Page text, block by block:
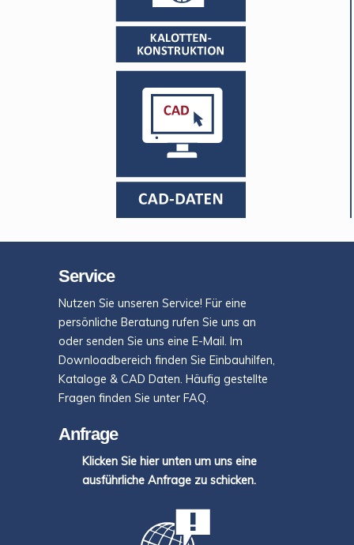
Service
Nutzen Sie unseren Service! Für eine
persönliche Beratung rufen Sie uns an
oder senden Sie uns eine E-Mail. Im
Downloadbereich finden Sie Einbauhilfen,
Kataloge & CAD Daten. Häufig gestellte
Fragen finden Sie unter FAQ.
Anfrage
Klicken Sie hier unten um uns eine
ausführliche Anfrage zu schicken.